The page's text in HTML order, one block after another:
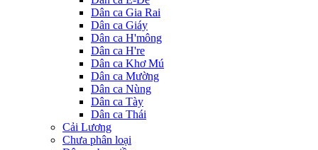
Dân ca Gia Rai
Dân ca Giáy
Dân ca H'mông
Dân ca H're
Dân ca Khơ Mú
Dân ca Mường
Dân ca Nùng
Dân ca Tày
Dân ca Thái
Cải Lương
Chưa phân loại